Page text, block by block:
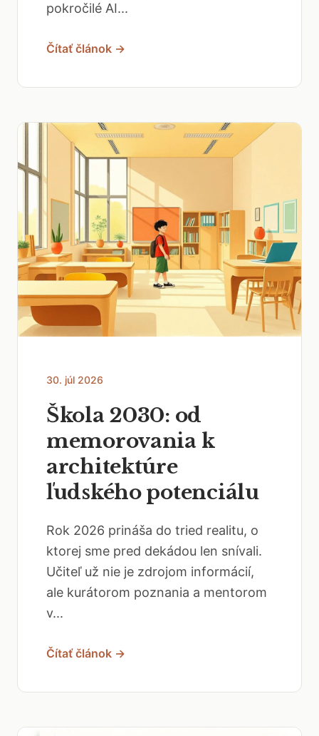
pokročilé AI...
Čítať článok →
30. júl 2026
Škola 2030: od
memorovania k
architektúre
ľudského potenciálu
Rok 2026 prináša do tried realitu, o
ktorej sme pred dekádou len snívali.
Učiteľ už nie je zdrojom informácií,
ale kurátorom poznania a mentorom
v...
Čítať článok →